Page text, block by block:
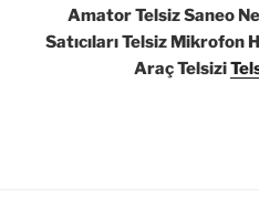
Amator Telsiz Saneo
Satıcıları Telsiz Mikrofon
Araç Telsizi